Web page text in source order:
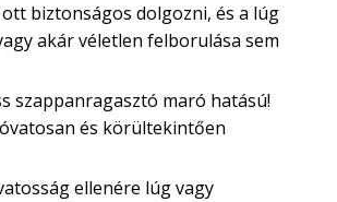
biztonságos dolgozni, és a lúg
akár véletlen felborulása sem
szappanragasztó maró hatású!
és körültekintően
ellenére lúg vagy